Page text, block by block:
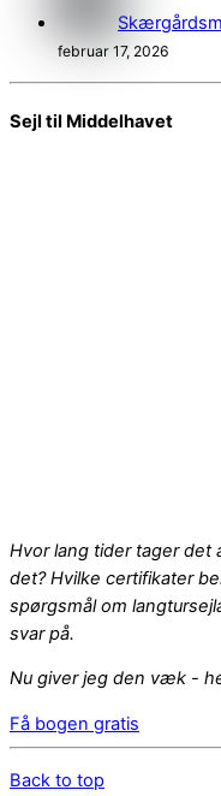
februar 17, 2026
Sejl til Middelhavet
Hvor lang tider tager det
det? Hvilke certifikater
spørgsmål om
svar på.
Nu giver jeg den væk -
Få bogen gratis
Back to top